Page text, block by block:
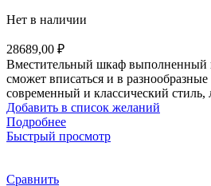
Нет в наличии
28689,00 ₽
Вместительный шкаф выполненный
сможет вписаться и в
современный и классический стиль,
Добавить в список желаний
Подробнее
Быстрый просмотр
Сравнить